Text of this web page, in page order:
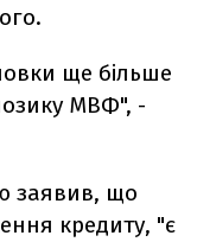
ще більше
МВФ", -
заявив, що
кредиту, "є